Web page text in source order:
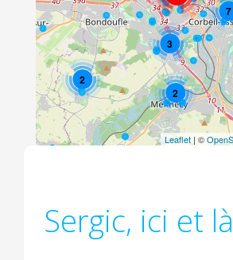
2
3
2
7
Leaflet | ©
Sergic, ici et